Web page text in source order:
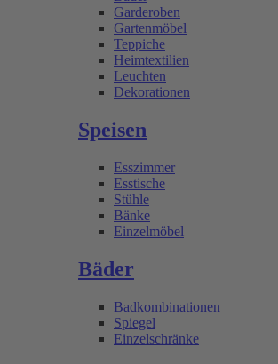
Garderoben
Gartenmöbel
Teppiche
Heimtextilien
Leuchten
Dekorationen
Speisen
Esszimmer
Esstische
Stühle
Bänke
Einzelmöbel
Bäder
Badkombinationen
Spiegel
Einzelschränke